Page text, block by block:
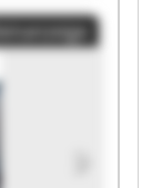
Trading
Trading